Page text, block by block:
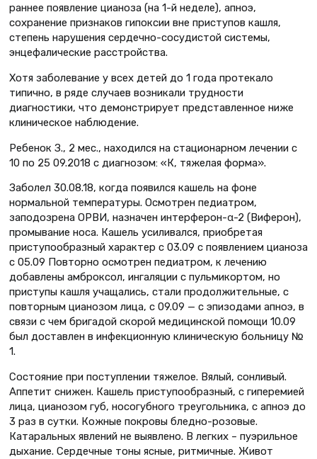
раннее появление цианоза (на 1-й неделе), апноэ,
сохранение признаков гипоксии вне приступов кашля,
степень нарушения сердечно-сосудистой системы,
энцефалические расстройства.
Хотя заболевание у всех детей до 1 года протекало
типично, в ряде случаев возникали трудности
диагностики, что демонстрирует представленное ниже
клиническое наблюдение.
Ребенок З., 2 мес., находился на стационарном лечении с
10 по 25 09.2018 с диагнозом: «К, тяжелая форма».
Заболел 30.08.18, когда появился кашель на фоне
нормальной температуры. Осмотрен педиатром,
заподозрена ОРВИ, назначен интерферон-α-2 (Виферон),
промывание носа. Кашель усиливался, приобретая
приступообразный характер с 03.09 с появлением цианоза
с 05.09 Повторно осмотрен педиатром, к лечению
добавлены амброксол, ингаляции с пульмикортом, но
приступы кашля учащались, стали продолжительные, с
повторным цианозом лица, с 09.09 — с эпизодами апноэ, в
связи с чем бригадой скорой медицинской помощи 10.09
был доставлен в инфекционную клиническую больницу №
1.
Состояние при поступлении тяжелое. Вялый, сонливый.
Аппетит снижен. Кашель приступообразный, с гиперемией
лица, цианозом губ, носогубного треугольника, с апноэ до
3 раз в сутки. Кожные покровы бледно-розовые.
Катаральных явлений не выявлено. В легких – пуэрильное
дыхание. Сердечные тоны ясные, ритмичные. Живот